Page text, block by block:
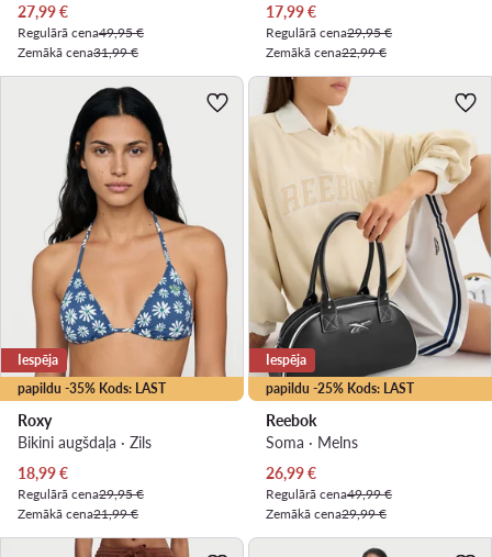
Pašreizējā cena
27,99€
Regulārā cena49,95 €
Zemākā cena31,99 €
Pašreizējā cena
17,99€
Regulārā cena29,95 €
Zemākā cena22,99 €
papildu -35% Kods: LAST
Iespēja
Roxy
Bikini augšdaļa · Zils
Pašreizējā cena
18,99€
Regulārā cena29,95 €
Zemākā cena21,99 €
papildu -25% Kods: LAST
Iespēja
Reebok
Soma · Melns
Pašreizējā cena
26,99€
Regulārā cena49,99 €
Zemākā cena29,99 €